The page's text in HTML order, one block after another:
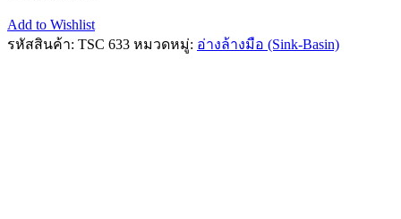
Add to Wishlist
รหัสสินค้า: TSC 633 หมวดหมู่: อ่างล้างมือ (Sink-Basin)